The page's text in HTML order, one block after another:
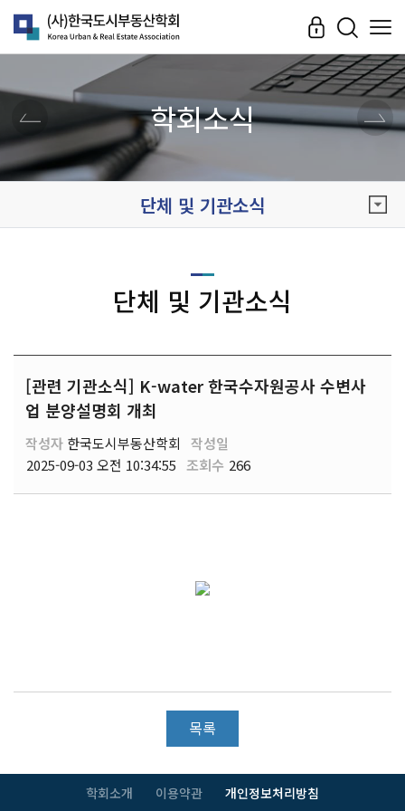
학회소식
단체 및 기관소식
단체 및 기관소식
[관련 기관소식] K-water 한국수자원공사 수변사
업 분양설명회 개최
작성자 한국도시부동산학회
작성일
2025-09-03 오전 10:34:55 조회수 266
목록
학회소개 이용약관 개인정보처리방침